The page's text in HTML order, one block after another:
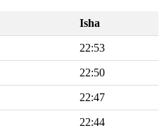
Isha
22:53
22:50
22:47
22:44